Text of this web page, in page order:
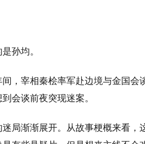
孙均。
间，宰相秦桧率军赴边境与金国会
会谈前夜突现迷案。
局渐渐展开。从故事梗概来看，